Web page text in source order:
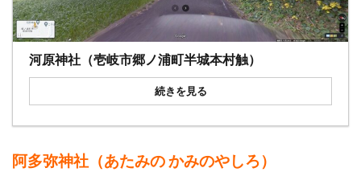
河原神社（壱岐市郷ノ浦町半城本村触）
続きを見る
阿多弥神社（あたみの かみのやしろ）